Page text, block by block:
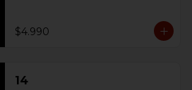
$4.990
14